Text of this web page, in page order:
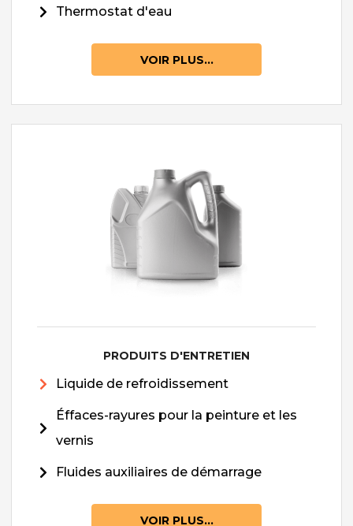
Thermostat d'eau
VOIR PLUS...
PRODUITS D'ENTRETIEN
Liquide de refroidissement
Éffaces-rayures pour la peinture et les
vernis
Fluides auxiliaires de démarrage
VOIR PLUS...